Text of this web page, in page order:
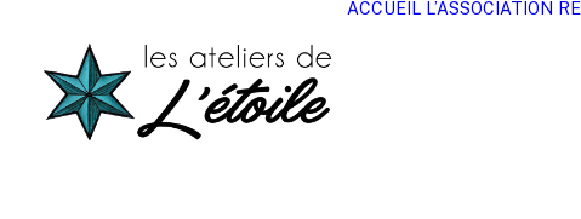
ACCUEIL L’ASSOCIATION